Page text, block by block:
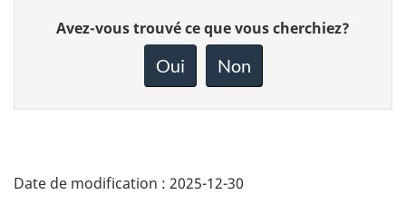
Donnez
votre
page
Avez-vous trouvé ce que vous cherchiez?
Oui Non
Date de modification : 2025-12-30